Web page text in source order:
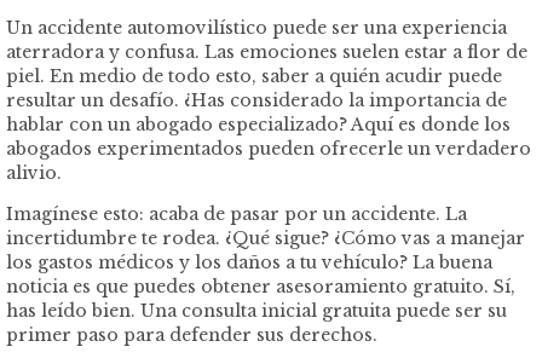
Un accidente automovilístico puede ser una experiencia
aterradora y confusa. Las emociones suelen estar a flor de
piel. En medio de todo esto, saber a quién acudir puede
resultar un desafío. ¿Has considerado la importancia de
hablar con un abogado especializado? Aquí es donde los
abogados experimentados pueden ofrecerle un verdadero
alivio.
Imagínese esto: acaba de pasar por un accidente. La
incertidumbre te rodea. ¿Qué sigue? ¿Cómo vas a manejar
los gastos médicos y los daños a tu vehículo? La buena
noticia es que puedes obtener asesoramiento gratuito. Sí,
has leído bien. Una consulta inicial gratuita puede ser su
primer paso para defender sus derechos.